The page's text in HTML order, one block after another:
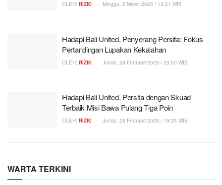
OLEH: RIZKI Minggu, 2 Maret 2025 / 13:21 WIB
Hadapi Bali United, Penyerang Persita: Fokus
Pertandingan Lupakan Kekalahan
OLEH: RIZKI Jumat, 28 Februari 2025 / 23:00 WIB
Hadapi Bali United, Persita dengan Skuad
Terbaik Misi Bawa Pulang Tiga Poin
OLEH: RIZKI Jumat, 28 Februari 2025 / 19:25 WIB
WARTA TERKINI